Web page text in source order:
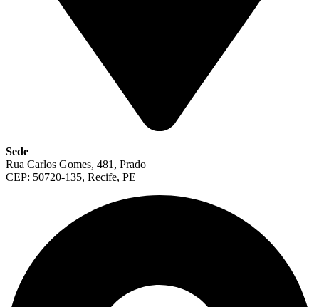
Sede
Rua Carlos Gomes, 481, Prado
CEP: 50720-135, Recife, PE